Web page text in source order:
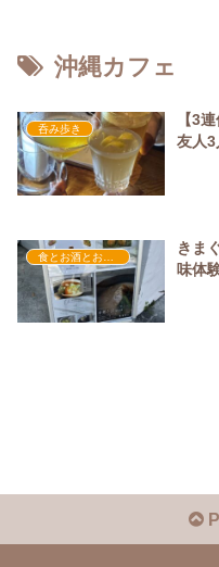
沖縄カフェ
呑み歩き
【3
友人3
きま
味体験